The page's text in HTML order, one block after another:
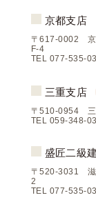
京都支店
〒617-0002 京
F-4
TEL 077-535-
三重支店
〒510-0954 三
TEL 059-348-
盛匠二級
〒520-3031 滋
2
TEL 077-535-